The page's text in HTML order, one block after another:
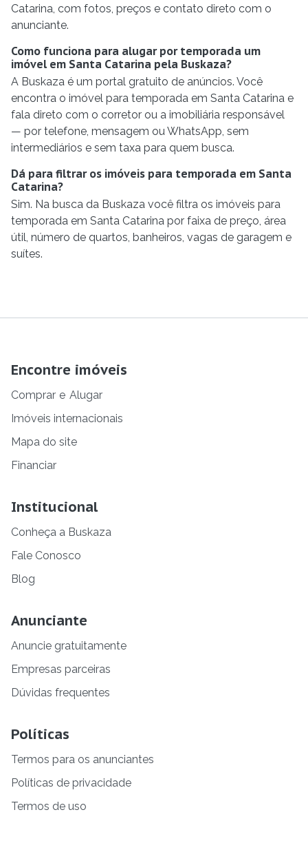
Catarina, com fotos, preços e contato direto com o
anunciante.
Como funciona para alugar por temporada um
imóvel em Santa Catarina pela Buskaza?
A Buskaza é um portal gratuito de anúncios. Você
encontra o imóvel para temporada em Santa Catarina e
fala direto com o corretor ou a imobiliária responsável
— por telefone, mensagem ou WhatsApp, sem
intermediários e sem taxa para quem busca.
Dá para filtrar os imóveis para temporada em Santa
Catarina?
Sim. Na busca da Buskaza você filtra os imóveis para
temporada em Santa Catarina por faixa de preço, área
útil, número de quartos, banheiros, vagas de garagem e
suítes.
Encontre imóveis
Comprar e Alugar
Imóveis internacionais
Mapa do site
Financiar
Institucional
Conheça a Buskaza
Fale Conosco
Blog
Anunciante
Anuncie gratuitamente
Empresas parceiras
Dúvidas frequentes
Políticas
Termos para os anunciantes
Políticas de privacidade
Termos de uso